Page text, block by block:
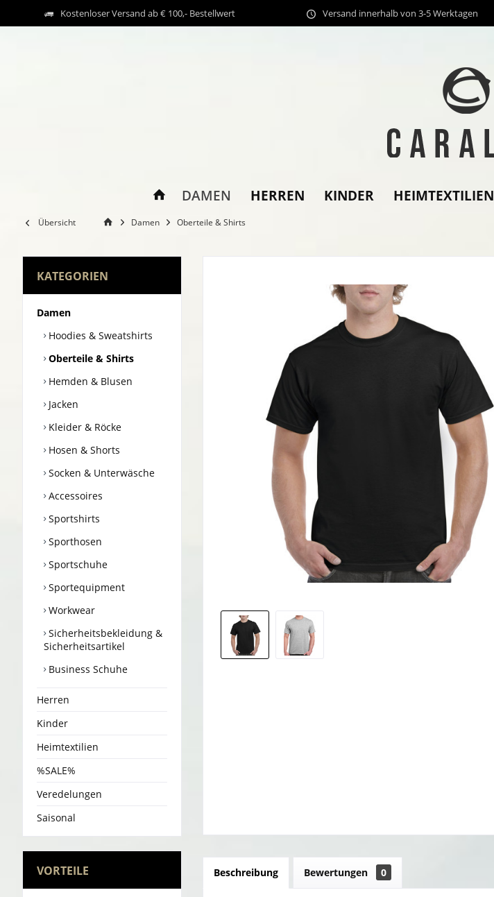
Kostenloser Versand ab € 100,- Bestellwert Versand innerhalb von 3-5 Werktagen
DAMEN HERREN KINDER HEIMTEXTILIEN
Übersicht Damen Oberteile & Shirts
KATEGORIEN
Damen
Hoodies & Sweatshirts
Oberteile & Shirts
Hemden & Blusen
Jacken
Kleider & Röcke
Hosen & Shorts
Socken & Unterwäsche
Accessoires
Sportshirts
Sporthosen
Sportschuhe
Sportequipment
Workwear
Sicherheitsbekleidung &
Sicherheitsartikel
Business Schuhe
Herren
Kinder
Heimtextilien
%SALE%
Veredelungen
Saisonal
VORTEILE Beschreibung Bewertungen 0